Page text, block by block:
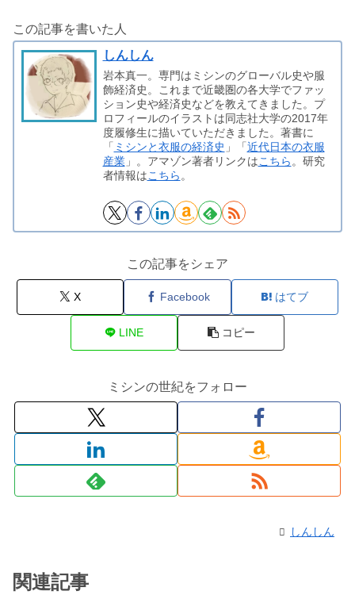
この記事を書いた人
しんしん
岩本真一。専門はミシンのグローバル史や服
飾経済史。これまで近畿圏の各大学でファッ
ション史や経済史などを教えてきました。プ
ロフィールのイラストは同志社大学の2017年
度履修生に描いていただきました。著書に
「 ミシンと衣服の経済史 」「 近代日本の衣服
産業」。アマゾン著者リンクはこちら 。研究
者情報はこちら 。
この記事をシェア
X Facebook はてブ
LINE コピー
ミシンの世紀をフォロー
しんしん
関連記事